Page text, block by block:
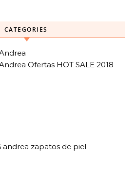
CATEGORIES
Ofertas HOT SALE 2018
andrea zapatos de piel